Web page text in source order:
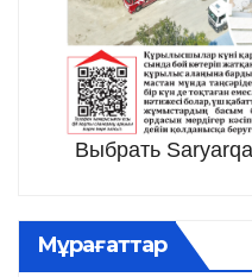
Выбрать
Мұрағаттар